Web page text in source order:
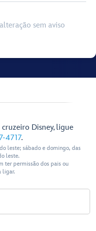
sem aviso
Disney, ligue
4717.
leste; sábado e domingo, das
leste.
ter permissão dos pais ou
ligar.